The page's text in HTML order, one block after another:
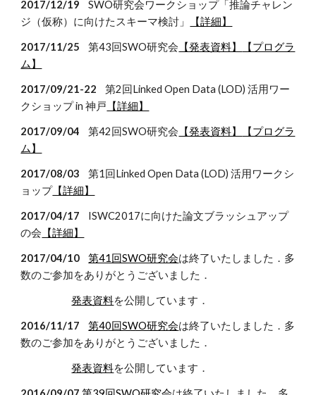
2017/12/19 SWO研究会ワークショップ「推論チャレン
ジ（仮称）に向けたスキーマ検討」
【詳細】
2017/11/25 第43回SWO研究会 【発表資料】
【プログラ
ム】
2017/09/21-22 第2回Linked Open Data (LOD) 活用ワー
クショップ in 神戸 【詳細】
2017/09/04 第42回SWO研究会 【発表資料】
【プログラ
ム】
2017/08/03 第1回Linked Open Data (LOD) 活用ワークシ
ョップ【詳細】
2017/04/17 ISWC2017に向けた論文ブラッシュアップ
の会 【詳細】
2017/04/10第41回SWO研究会は終了いたしました．多
数のご参加をありがとうございました．
発表資料を公開しています．
2016/11/17第40回SWO研究会は終了いたしました．多
数のご参加をありがとうございました．
発表資料を公開しています．